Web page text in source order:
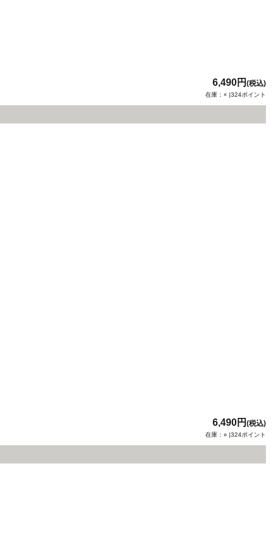
6,490円 (税込)
在庫：× |324ポイント
6,490円 (税込)
在庫：○ |324ポイント